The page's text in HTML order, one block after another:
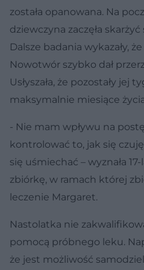
została opanowana. Na
dziewczyna zaczęła skarżyć
Dalsze badania wykazały,
Nowotwór szybko dał
Usłyszała, że pozostały jej
maksymalnie miesiące
- Nie mam wpływu na
kontrolować to, jak się
się uśmiechać – wyznała
zbiórkę, w ramach której
leczenie Margaret.
Nastolatka nie
pomocą próbnego leku.
że jest możliwość